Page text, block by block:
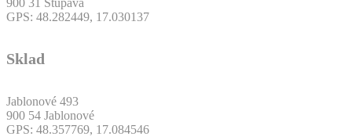
GPS: 48.282449, 17.030137
Sklad
Jablonové 493
900 54 Jablonové
GPS: 48.357769, 17.084546